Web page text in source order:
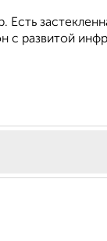
с развитой